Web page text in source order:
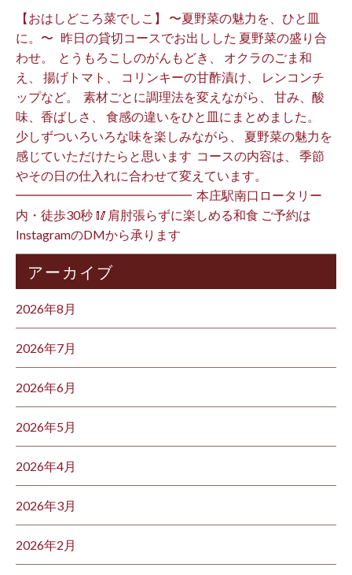
【おはしどころ菜でしこ】 〜夏野菜の魅力を、ひと皿
に。〜 ⁡ ⁡ 昨日の貸切コースでお出しした 夏野菜の盛り合
わせ。 ⁡ とうもろこしのがんもどき、 オクラのごま和
え、 揚げトマト、 コリンキーの甘酢漬け、 レンコンチ
ップなど。 ⁡ 素材ごとに調理法を変えながら、 甘み、酸
味、香ばしさ、 食感の違いをひと皿にまとめました。 ⁡
少しずついろいろな味を楽しみながら、 夏野菜の魅力を
感じていただけたらと思います️ ⁡ コースの内容は、 季節
やその日の仕入れに合わせて変えています。 ⁡
━━━━━━━━━━━━━━ ⁡ 本庄駅南口ロータリー
内・徒歩30秒 🥢肩肘張らずに楽しめる和食 ご予約は
InstagramのDMから承ります ⁡
アーカイブ
2026年8月
2026年7月
2026年6月
2026年5月
2026年4月
2026年3月
2026年2月